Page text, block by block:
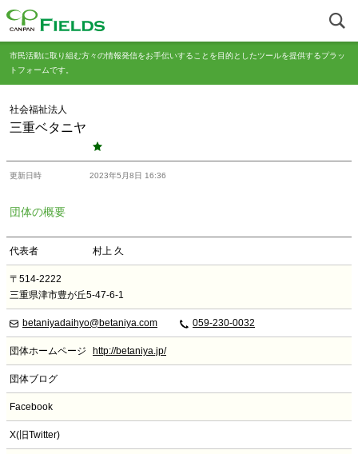
市民活動に取り組む方々の情報発信をお手伝いすることを目的としたツールを提供するプラッ
トフォームです。
社会福祉法人
三重ベタニヤ
更新日時 2023年5月8日 16:36
団体の概要
代表者 村上 久
〒514-2222
三重県津市豊が丘5-47-6-1
betaniyadaihyo@betaniya.com 059-230-0032
団体ホームページ http://betaniya.jp/
団体ブログ
Facebook
X(旧Twitter)